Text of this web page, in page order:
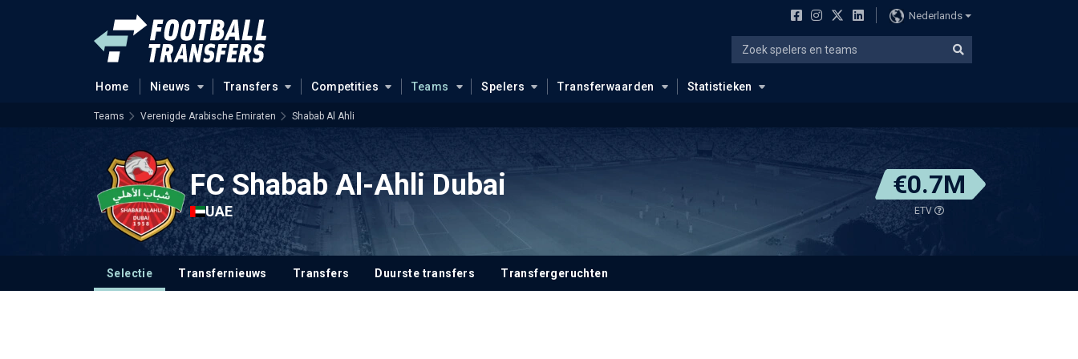
Nederlands
Home Nieuws Transfers Competities Teams Spelers Transferwaarden Statistieken
Teams Verenigde Arabische Emiraten Shabab Al Ahli
FC Shabab Al-Ahli Dubai
UAE
€0.7M
ETV
Selectie Transfernieuws Transfers Duurste transfers Transfergeruchten